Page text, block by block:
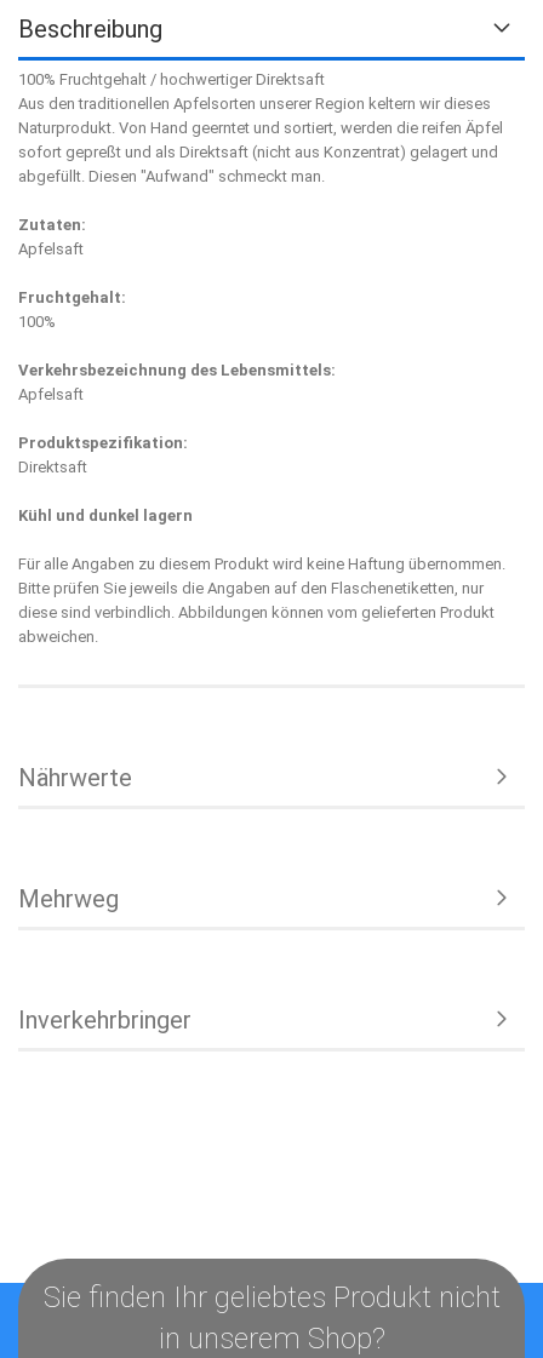
Beschreibung
100% Fruchtgehalt / hochwertiger Direktsaft
Aus den traditionellen Apfelsorten unserer Region keltern wir dieses
Naturprodukt. Von Hand geerntet und sortiert, werden die reifen Äpfel
sofort gepreßt und als Direktsaft (nicht aus Konzentrat) gelagert und
abgefüllt. Diesen "Aufwand" schmeckt man.
Zutaten:
Apfelsaft
Fruchtgehalt:
100%
Verkehrsbezeichnung des Lebensmittels:
Apfelsaft
Produktspezifikation:
Direktsaft
Kühl und dunkel lagern
Für alle Angaben zu diesem Produkt wird keine Haftung übernommen.
Bitte prüfen Sie jeweils die Angaben auf den Flaschenetiketten, nur
diese sind verbindlich. Abbildungen können vom gelieferten Produkt
abweichen.
Nährwerte
Mehrweg
Inverkehrbringer
Sie finden Ihr geliebtes Produkt nicht
in unserem Shop?